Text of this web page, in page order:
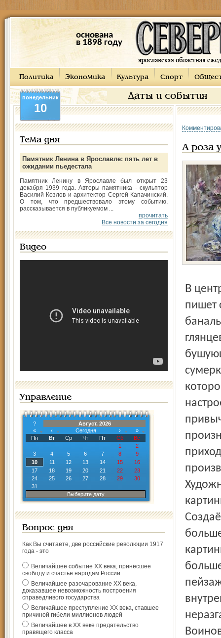
основана
в 1898 году
Политика Экономика Культура Спорт
Даты и события
понедельник
10
Тема дня
Памятник Ленина в Ярославле: пять лет в
ожидании пьедестала
Памятник Ленину в Ярославле был открыт 23
декабря 1939 года. Авторы памятника - скульптор
Василий Козлов и архитектор Сергей Капачинский.
О том, что предшествовало этому событию,
рассказывается в публикуемом ...
прочитать
Все новости за сегодня
Видео
Управление
?
Август, 2026
«
‹ Сегодня ›
»
Пн
Вт Ср Чт Пт Сб
Вс
1
2
3
4 5 6 7 8
9
10
11 12 13 14 15
16
17
18 19 20 21 22
23
24
25 26 27 28 29
30
31
Выберите дату
Вопрос дня
Как Вы считаете, две российские революции 1917
года - это
Величайшее событие ХХ века, принёсшее
свободу и счастье народам России
Величайшее разочарование ХХ века,
доказавшее невозможность построения
справедливого государства
Величайшее преступление ХХ века, ставшее
причиной гибели миллионов людей
Величайшее в ХХ веке предательство
правящего класса
А роза
В центре внимания художника – цветы, точнее, розы. Но
пишет